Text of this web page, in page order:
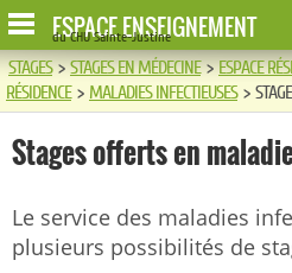
ESPACE ENSEIGNEMENT
du CHU Sainte-Justine
STAGES>STAGES EN MÉDECINE>ESPACE
RÉSIDENCE > MALADIES INFECTIEUSES >
Stages offerts en
Le service des maladies
plusieurs possibilités de